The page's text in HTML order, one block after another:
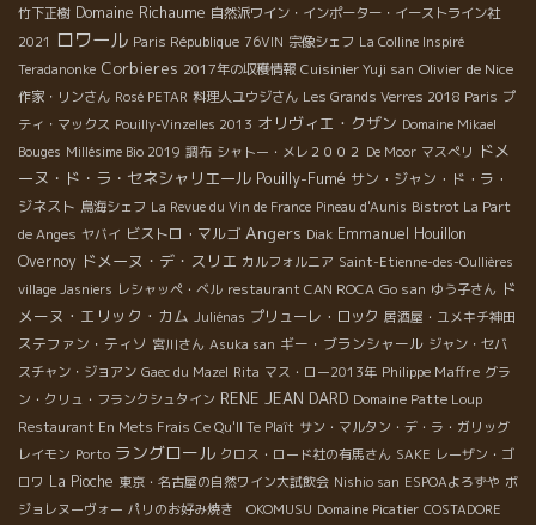
竹下正樹 Domaine Richaume 自然派ワイン・インポーター・イーストライン社
2021 ロワール Paris République 76VIN 宗像シェフ La Colline Inspiré
Teradanonke Corbieres 2017年の収穫情報 Cuisinier Yuji san Olivier de Nice
作家・リンさん Rosé PETAR 料理人ユウジさん Les Grands Verres 2018 Paris プ
ティ・マックス Pouilly-Vinzelles 2013 オリヴィエ・クザン Domaine Mikael
Bouges Millésime Bio 2019 調布 シャトー・メレ２００２ De Moor マスぺリ ドメ
ーヌ・ド・ラ・セネシャリエール Pouilly-Fumé サン・ジャン・ド・ラ・
ジネスト 鳥海シェフ La Revue du Vin de France Pineau d'Aunis Bistrot La Part
de Anges ヤバイ ビストロ・マルゴ Angers Diak Emmanuel Houillon
Overnoy ドメーヌ・デ・スリエ カルフォルニア Saint-Etienne-des-Oullières
village Jasniers レシャッペ・ベル restaurant CAN ROCA Go san ゆう子さん ド
メーヌ・エリック・カム Juliénas プリューレ・ロック 居酒屋・ユメキチ神田
ステファン・ティソ 宮川さん Asuka san ギー・ブランシャール ジャン・セバ
スチャン・ジョアン Gaec du Mazel Rita マス・ロー2013年 Philippe Maffre グラ
ン・クリュ・フランクシュタイン RENE JEAN DARD Domaine Patte Loup
Restaurant En Mets Frais Ce Qu'Il Te Plaît サン・マルタン・デ・ラ・ガリッグ
レイモン Porto ラングロール クロス・ロード社の有馬さん SAKE レーザン・ゴ
ロワ La Pioche 東京・名古屋の自然ワイン大試飲会 Nishio san ESPOAよろずや ボ
ジョレヌーヴォー パリのお好み焼き OKOMUSU Domaine Picatier COSTADORE